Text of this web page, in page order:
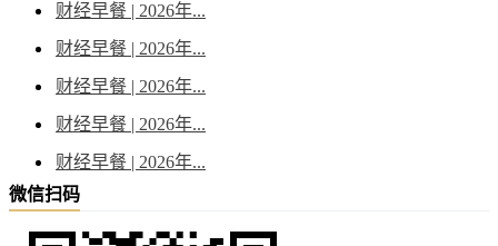
财经早餐 | 2026年...
财经早餐 | 2026年...
财经早餐 | 2026年...
财经早餐 | 2026年...
财经早餐 | 2026年...
微信扫码